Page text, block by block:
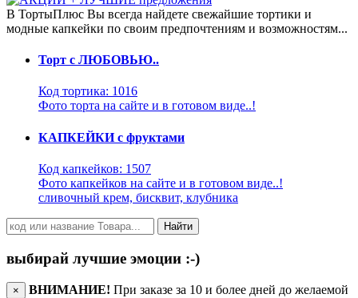
В ТортыПлюс Вы всегда найдете свежайшие тортики и
модные капкейки по своим предпочтениям и возможностям...
Торт с ЛЮБОВЬЮ..
Код тортика: 1016
Фото торта на сайте и в готовом виде..!
КАПКЕЙКИ с фруктами
Код капкейков: 1507
Фото капкейков на сайте и в готовом виде..!
сливочный крем, бисквит, клубника
Найти
выбирай лучшие эмоции :-)
× ВНИМАНИЕ! При заказе за 10 и более дней до желаемой